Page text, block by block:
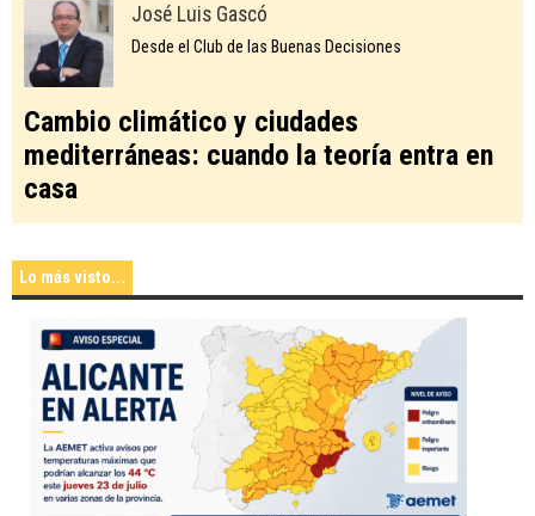
José Luis Gascó
Desde el Club de las Buenas Decisiones
Cambio climático y ciudades
mediterráneas: cuando la teoría entra en
casa
Lo más visto...